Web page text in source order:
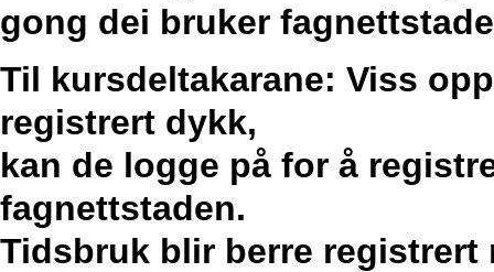
gong dei bruker
Til kursdeltakarane: Viss
registrert dykk,
kan de logge på for å
fagnettstaden.
Tidsbruk blir berre registrert